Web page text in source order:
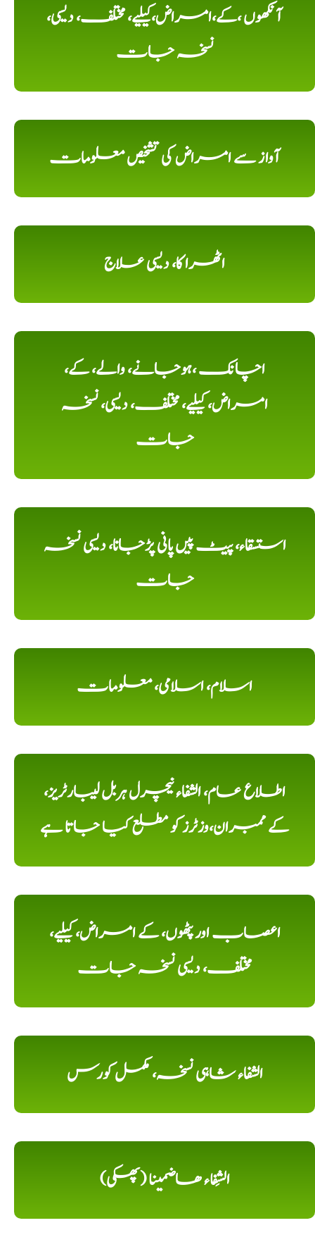
آنکھوں ،کے،امراض،کیلیے، مختلف، دیسی،
نسخہ جات
آواز سے امراض کی تشخیص معلومات
اٹھرا کا، دیسی علاج
اچانک ،ہوجانے، والے، کے،
امراض، کیلیے، مختلف، دیسی، نسخہ
جات
استسقاء، پیٹ پیں پانی پڑجانا، دیسی نسخہ
جات
اسلام، اسلامی، معلومات
اطلاع عام، الشفاء نیچرل ہربل لیبارٹریز،
کے ممبران،وزٹرز کو مطلع کیا جاتا ہے
اعصاب اور پٹھوں، کے امراض، کیلیے،
مختلف، دیسی نسخہ جات
الشفاء شاہی نسخہ، مکمل کورس
الشِفاء ھاضمینا (پھکی)